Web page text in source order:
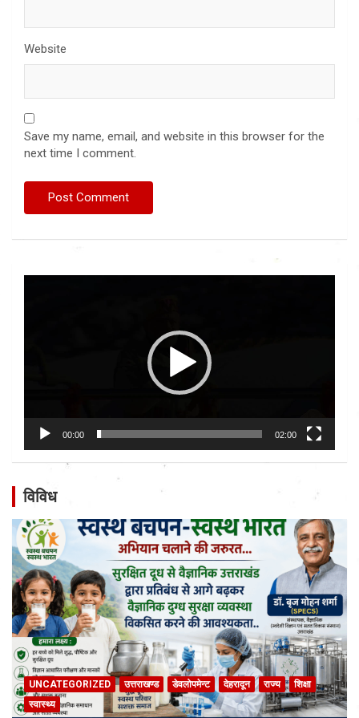
Website
Save my name, email, and website in this browser for the
next time I comment.
00:00 02:00
विविध
UNCATEGORIZED उत्तराखण्ड डेवलोपमेन्ट देहरादून राज्य
शिक्षा
स्वास्थ्य